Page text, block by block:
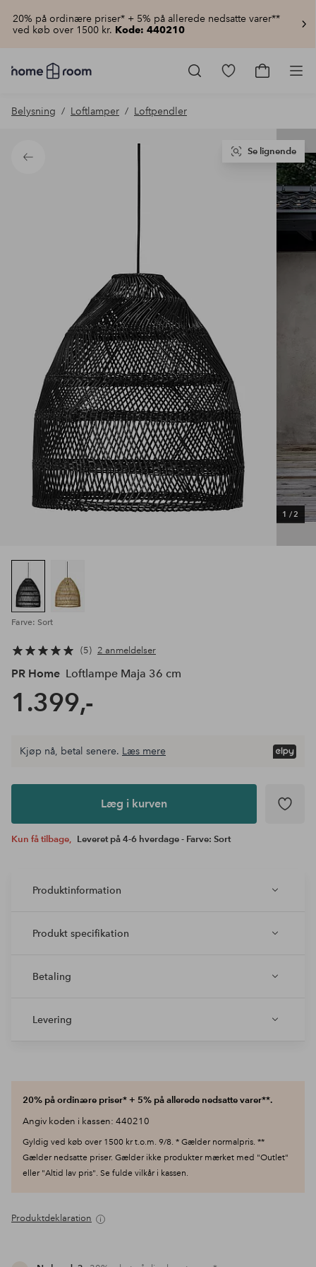
20% på ordinære priser* + 5% på allerede nedsatte varer**
ved køb over 1500 kr. Kode: 440210
Homeroom
–
hjemmet
pris
Gå
Gå
Belysning Loftlamper Loftpendler
Tilbage
1 /2
Se lignende
Farve: Sort
5 2 anmeldelser
PR Home Loftlampe Maja 36 cm
1.399,-
Læg i
Kjøp nå, betal senere. Læs mere
Læg i kurven
Kun få tilbage, Leveret på 4-6 hverdage - Farve: Sort
Produktinformation
Produkt specifikation
Betaling
Levering
20% på ordinære priser* + 5% på allerede nedsatte varer**.
Angiv koden i kassen: 440210
Gyldig ved køb over 1500 kr t.o.m. 9/8. * Gælder normalpris. **
Gælder nedsatte priser. Gælder ikke produkter mærket med "Outlet"
eller "Altid lav pris". Se fulde vilkår i kassen.
Produktdeklaration